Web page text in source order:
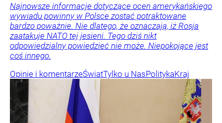
Najnowsze informacje dotyczące ocen amerykańskiego
wywiadu powinny w Polsce zostać potraktowane
bardzo poważnie. Nie dlatego, że oznaczają, iż Rosja
zaatakuje NATO tej jesieni. Tego dziś nikt
odpowiedzialny powiedzieć nie może. Niepokojące jest
coś innego.
Opinie i komentarzeŚwiatTylko u NasPolitykaKraj